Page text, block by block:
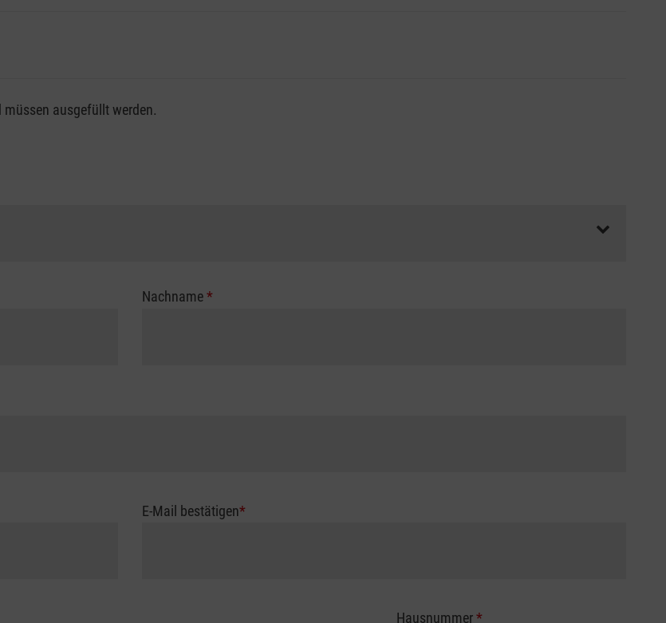
/ Unfallkasse nutzen, beachten Sie bitte, dass die Abrechnungsunterlagen spätestens zu Kursbeginn
Kursgebühr als Selbstzahler.
ausgefüllt werden.
Nachname*
E-Mail bestätigen*
Hausnummer*